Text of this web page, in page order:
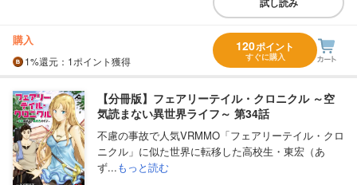
購入
1%還元 ：1ポイント獲得
120ポイント
すぐに購入
【分冊版】フェアリーテイル・クロニクル ～空
気読まない異世界ライフ～ 第34話
不慮の事故で人気VRMMO「フェアリーテイル・クロ
ニクル」に似た世界に転移した高校生・東宏（あ
ず...もっと読む